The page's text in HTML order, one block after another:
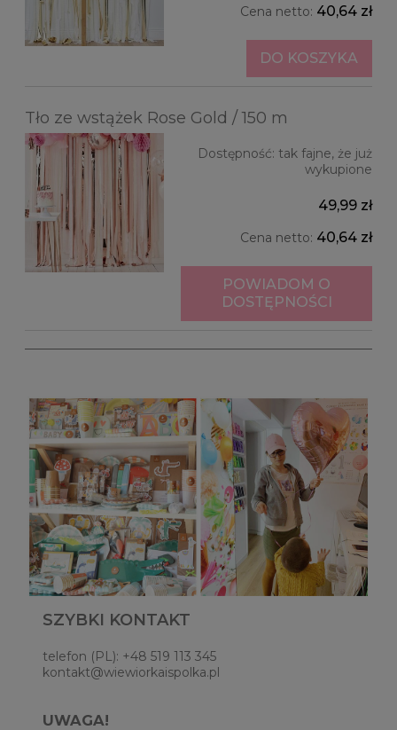
Cena netto: 40,64 zł
DO KOSZYKA
Tło ze wstążek Rose Gold / 150 m
Dostępność: tak fajne, że już
wykupione
49,99 zł
Cena netto: 40,64 zł
POWIADOM O
DOSTĘPNOŚCI
SZYBKI KONTAKT
telefon (PL): +48 519 113 345
kontakt@wiewiorkaispolka.pl
UWAGA!